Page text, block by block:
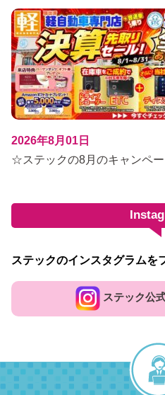
2026年8月01日
☆ステックの8月のキャンペ
ステックのインスタグラムを
ステック公